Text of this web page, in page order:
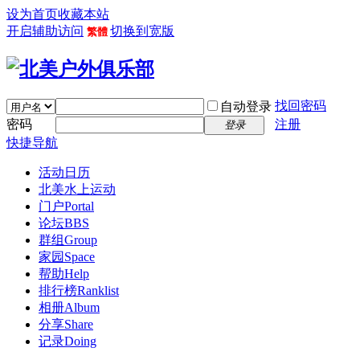
设为首页收藏本站
开启辅助访问 繁體 切换到宽版
自动登录 找回密码
密码
登录
注册
快捷导航
活动日历
北美水上运动
门户Portal
论坛BBS
群组Group
家园 Space
帮助Help
排行榜Ranklist
相册Album
分享Share
记录Doing